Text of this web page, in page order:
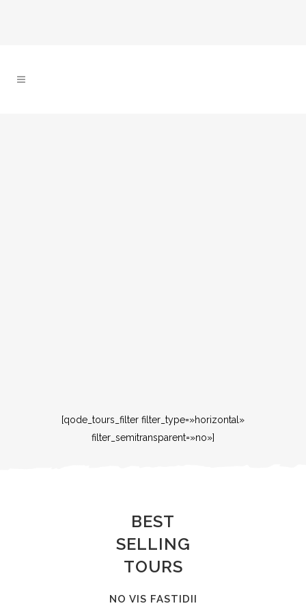
[qode_tours_filter filter_type=»horizontal»
filter_semitransparent=»no»]
BEST
SELLING
TOURS
NO VIS FASTIDII